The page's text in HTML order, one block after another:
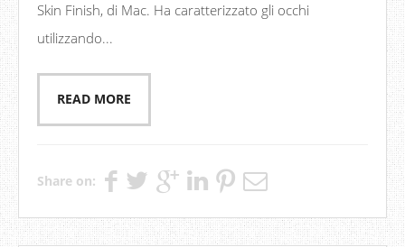
Skin Finish, di Mac. Ha caratterizzato gli occhi
utilizzando...
READ MORE
Share on: